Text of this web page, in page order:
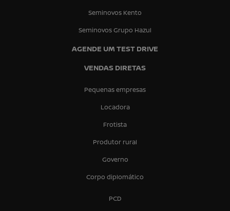
Seminovos Kento
Seminovos Grupo Hazul
AGENDE UM TEST DRIVE
VENDAS DIRETAS
Pequenas empresas
Locadora
Frotista
Produtor rural
Governo
Corpo diplomático
PCD